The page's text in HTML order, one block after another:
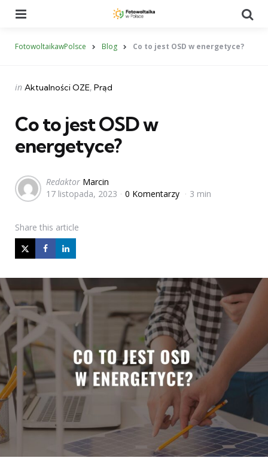
FotowoltaikawPolsce Blog Co to jest OSD w energetyce?
Categories
Posted
in Aktualności OZE Prąd
Co to jest OSD w
energetyce?
Posted
by
Redaktor Marcin
17 listopada, 2023
0 Komentarzy 3 min
Share this article